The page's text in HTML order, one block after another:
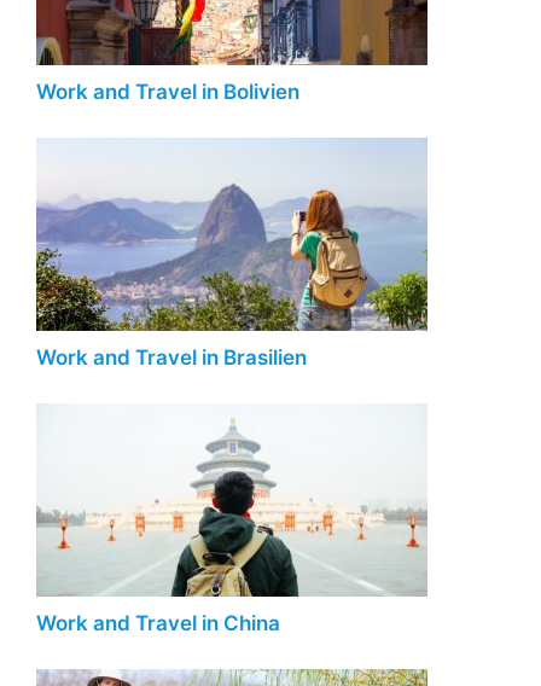
Work and Travel in Bolivien
Work and Travel in Brasilien
Work and Travel in China